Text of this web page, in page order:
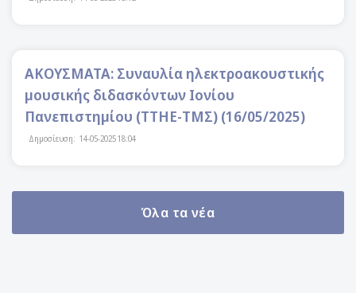
ΑΚΟΥΣΜΑΤΑ: Συναυλία ηλεκτροακουστικής
μουσικής διδασκόντων Ιονίου
Πανεπιστημίου (ΤΤΗΕ-ΤΜΣ) (16/05/2025)
Δημοσίευση: 14-05-2025 18:04
Όλα τα νέα